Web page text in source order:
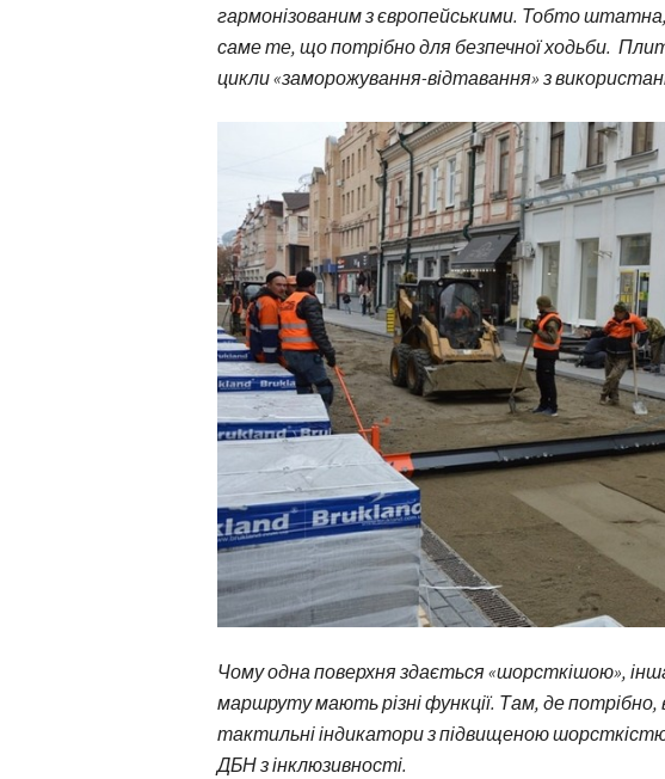
гармонізованим з європейськими. Тобто
саме те, що потрібно для безпечної ходьби.
цикли «заморожування-відтавання» з
Чому одна поверхня здається «шорсткішою», інша
маршруту мають різні функції. Там, де
тактильні індикатори з підвищеною
ДБН з інклюзивності.